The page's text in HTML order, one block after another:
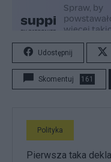
Udostępnij
Skomentuj 161
Polityka
Pierwsza taka